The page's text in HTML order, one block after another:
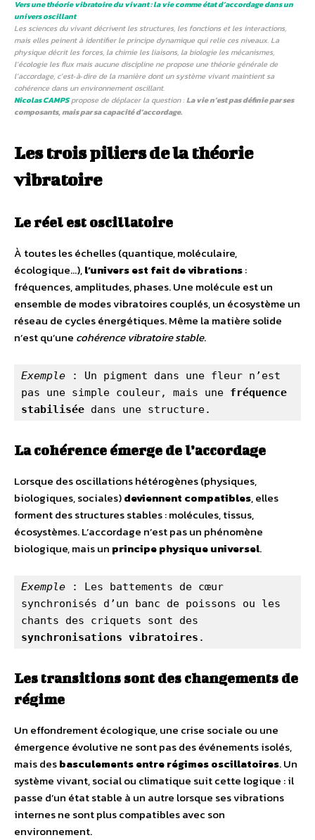
Vers une théorie vibratoire du vivant : la vie comme état d’accordage dans un
univers oscillant
Les sciences du vivant décrivent les structures, les fonctions et les interactions,
mais elles peinent à identifier le principe dynamique qui relie ces niveaux. La
physique décrit les forces, la chimie les liaisons, la biologie les mécanismes,
l’écologie les flux mais aucune discipline ne propose une théorie générale de
l’accordage, c’est‑à‑dire de la manière dont un système vivant maintient sa
cohérence dans un environnement oscillant.
Nicolas CAMPSpropose de déplacer la question :La vie n’est pas définie par ses
composants, mais par sa capacité d’accordage.
Les trois piliers de la théorie
vibratoire
Le réel est oscillatoire
À toutes les échelles (quantique, moléculaire,
écologique…),l’univers est fait de vibrations:
fréquences, amplitudes, phases. Une molécule est un
ensemble de modes vibratoires couplés, un écosystème un
réseau de cycles énergétiques. Même la matière solide
n’est qu’une cohérence vibratoire stable.
Exemple : Un pigment dans une fleur n’est
pas une simple couleur, mais une fréquence
stabilisée dans une structure.
La cohérence émerge de l’accordage
Lorsque des oscillations hétérogènes (physiques,
biologiques, sociales)deviennent compatibles, elles
forment des structures stables : molécules, tissus,
écosystèmes. L’accordage n’est pas un phénomène
biologique, mais un principe physique universel.
Exemple : Les battements de cœur
synchronisés d’un banc de poissons ou les
synchronisations vibratoires .
Les transitions sont des changements de
régime
Un effondrement écologique, une crise sociale ou une
émergence évolutive ne sont pas des événements isolés,
mais desbasculements entre régimes oscillatoires. Un
système vivant, social ou climatique suit cette logique : il
passe d’un état stable à un autre lorsque ses vibrations
internes ne sont plus compatibles avec son
environnement.